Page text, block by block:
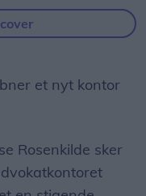
et nyt kontor
Rosenkilde sker